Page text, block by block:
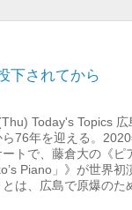
下されてから
Today's Topics 広
76年を迎える。2020
ートで、藤倉大の《ピ
Piano」》が世界
とは、広島で原爆のた